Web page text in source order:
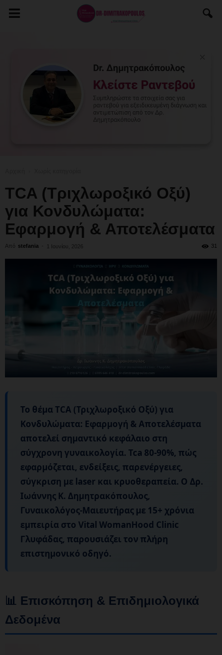
TCA (Τριχλωροξικό Οξύ)
για Κονδυλώματα:
Εφαρμογή & Αποτελέσματα
Από stefania - 1 Ιουνίου, 2026 31
Το θέμαTCA (Τριχλωροξικό Οξύ) για
Κονδυλώματα: Εφαρμογή & Αποτελέσματα
αποτελεί σημαντικό κεφάλαιο στη
σύγχρονη γυναικολογία. Tca 80-90%, πώς
εφαρμόζεται, ενδείξεις, παρενέργειες,
σύγκριση με laser και κρυοθεραπεία. Ο Δρ.
Ιωάννης Κ. Δημητρακόπουλος,
Γυναικολόγος-Μαιευτήρας με 15+ χρόνια
εμπειρία στο Vital WomanHood Clinic
Γλυφάδας, παρουσιάζει τον πλήρη
επιστημονικό οδηγό.
📊 Επισκόπηση & Επιδημιολογικά
Δεδομένα